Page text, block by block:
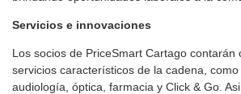
Servicios e innovaciones
Los socios de PriceSmart Cartago contarán
servicios característicos de la cadena, como
audiología, óptica, farmacia y Click & Go.